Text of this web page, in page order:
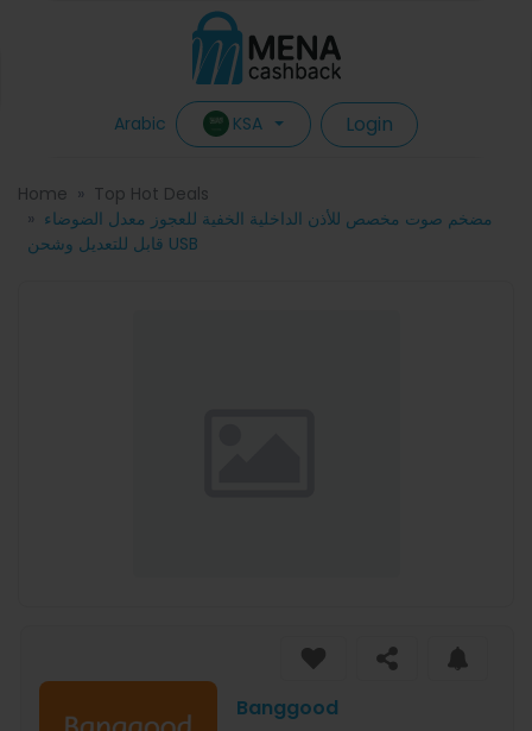
Arabic KSA Login
Home
Top Hot Deals
مضخم صوت مخصص للأذن الداخلية الخفية للعجوز معدل الضوضاء
قابل للتعديل وشحن USB
Banggood